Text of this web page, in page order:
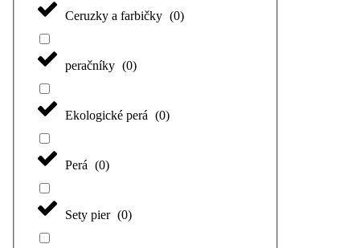
Ceruzky a farbičky (0)
peračníky (0)
Ekologické perá (0)
Perá (0)
Sety pier (0)